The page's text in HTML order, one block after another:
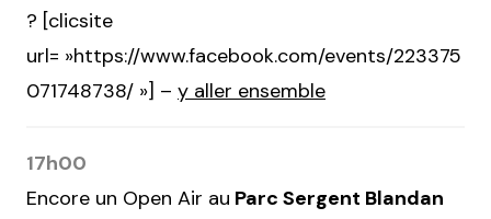
? [clicsite
url= »https://www.facebook.com/events/223375
071748738/ »] – y aller ensemble
17h00
Encore un Open Air au Parc Sergent Blandan